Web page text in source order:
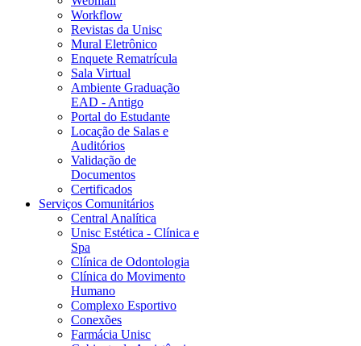
Workflow
Revistas da Unisc
Mural Eletrônico
Enquete Rematrícula
Sala Virtual
Ambiente Graduação
EAD - Antigo
Portal do Estudante
Locação de Salas e
Auditórios
Validação de
Documentos
Certificados
Serviços Comunitários
Central Analítica
Unisc Estética - Clínica e
Spa
Clínica de Odontologia
Clínica do Movimento
Humano
Complexo Esportivo
Conexões
Farmácia Unisc